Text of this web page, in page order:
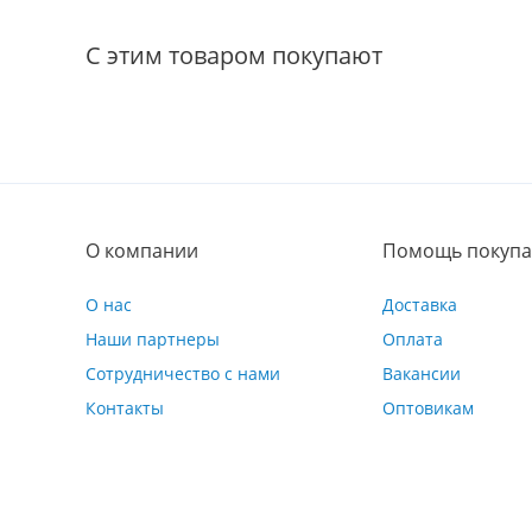
С этим товаром покупают
О компании
О нас
Наши партнеры
Сотрудничество с нами
Контакты
Помощь
Доставка
Оплата
Вакансии
Оптовикам